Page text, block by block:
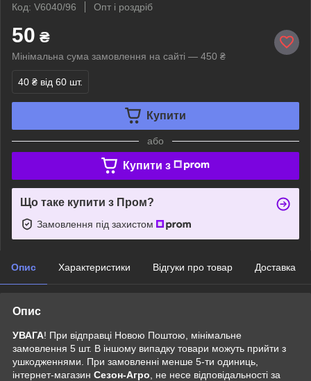
Код: V6040/96
Опт і роздріб
50 ₴
Мінімальна сума замовлення на сайті — 450 ₴
40 ₴ від 60 шт.
Купити
або
Купити з
Що таке купити з Пром?
Замовлення під захистом
Опис Характеристики Відгуки про товар Доставка
Опис
УВАГА! При відправці Новою Поштою, мінімальне
замовлення 5 шт. В іншому випадку товари можуть прийти з
ушкодженнями. При замовленні менше 5-ти одиниць,
інтернет-магазин Сезон-Агро , не несе відповідальності за